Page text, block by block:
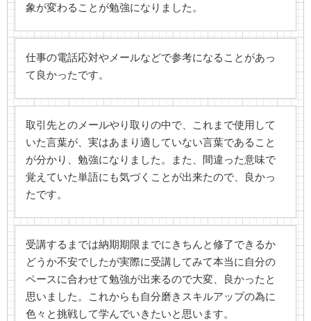
象が変わることが勉強になりました。
仕事の電話応対やメールなどで参考になることがあっ
て良かったです。
取引先とのメールやり取りの中で、これまで使用して
いた言葉が、実はあまり適していない言葉であること
が分かり、勉強になりました。また、間違った意味で
覚えていた単語にも気づくことが出来たので、良かっ
たです。
受講するまでは納期期限までにきちんと修了できるか
どうか不安でしたが実際に受講してみて本当に自分の
ペースに合わせて勉強が出来るので大変、良かったと
思いました。これからも自分磨きスキルアップの為に
色々と挑戦して学んでいきたいと思います。